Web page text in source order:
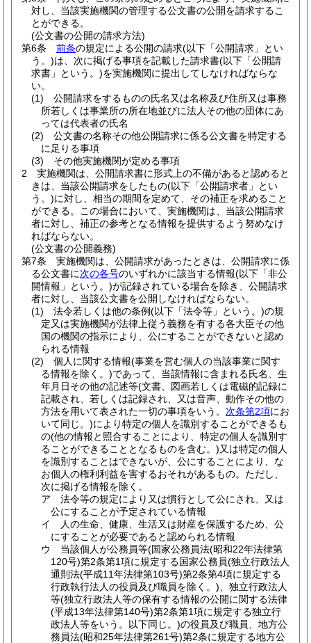
対し、当該実施機関の管理する公文書の公開を請求するこ
とができる。
(公文書の公開の請求方法)
第6条
前条の規定による公開の請求(以下「公開請求」とい
う。)は、次に掲げる事項を記載した請求書(以下「公開請
求書」という。)を実施機関に提出してしなければならな
い。
(1)
公開請求をするものの氏名又は名称及び住所又は事務
所若しくは事業所の所在地並びに法人その他の団体にあ
っては代表者の氏名
(2)
公文書の名称その他公開請求に係る公文書を特定する
に足りる事項
(3)
その他実施機関が定める事項
2
実施機関は、公開請求書に形式上の不備があると認めると
きは、当該公開請求をしたもの(以下「公開請求者」とい
う。)に対し、相当の期間を定めて、その補正を求めること
ができる。
この場合において、実施機関は、当該公開請求
者に対し、補正の参考となる情報を提供するよう努めなけ
ればならない。
(公文書の公開義務)
第7条
実施機関は、公開請求があったときは、公開請求に係
る公文書に次の各号のいずれかに該当する情報(以下「非公
開情報」という。)が記録されている場合を除き、公開請求
者に対し、当該公文書を公開しなければならない。
(1)
法令若しくは他の条例(以下「法令等」という。)の規
定又は実施機関が法律上従う義務を有する各大臣その他
国の機関の指示により、公にすることができないと認め
られる情報
(2)
個人に関する情報(事業を営む個人の当該事業に関す
る情報を除く。)であって、当該情報に含まれる氏名、生
年月日その他の記述等(文書、図画若しくは電磁的記録に
記載され、若しくは記録され、又は音声、動作その他の
方法を用いて表された一切の事項をいう。 次条第2項にお
いて同じ。)により特定の個人を識別することができるも
の(他の情報と照合することにより、特定の個人を識別す
ることができることとなるものを含む。)又は特定の個人
を識別することはできないが、公にすることにより、な
お個人の権利利益を害するおそれがあるもの。 ただし、
次に掲げる情報を除く。
ア
法令等の規定により又は慣行として公にされ、又は
公にすることが予定されている情報
イ
人の生命、健康、生活又は財産を保護するため、公
にすることが必要であると認められる情報
ウ
当該個人が公務員等(国家公務員法(昭和22年法律第
120号)第2条第1項に規定する国家公務員(独立行政法人
通則法(平成11年法律第103号)第2条第4項に規定する
行政執行法人の役員及び職員を除く。) 、独立行政法人
等(独立行政法人等の保有する情報の公開に関する法律
(平成13年法律第140号)第2条第1項に規定する独立行
政法人等をいう。以下同じ。)の役員及び職員、地方公
務員法(昭和25年法律第261号)第2条に規定する地方公